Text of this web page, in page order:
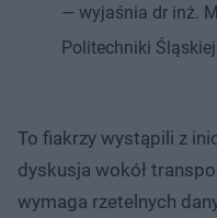
— wyjaśnia dr inż.
Politechniki
To fiakrzy wystąpili z
dyskusja wokół
wymaga rzetelnych